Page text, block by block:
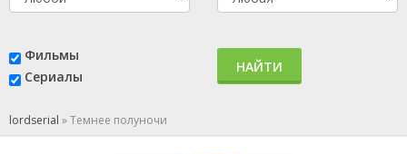
Фильмы
Сериалы
НАЙТИ
lordserial »Темнее полуночи